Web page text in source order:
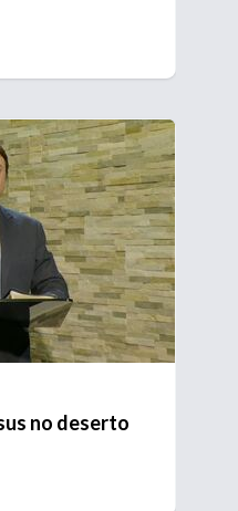
no deserto